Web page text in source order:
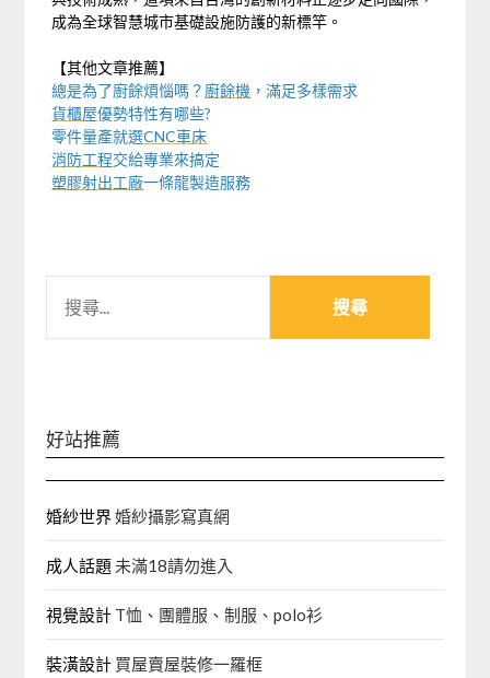
成為全球智慧城市基礎設施防護的新標竿。
【其他文章推薦】
總是為了廚餘煩惱嗎？ 廚餘機 ，滿足多樣需求
貨櫃屋優勢特性有哪些?
零件量產就選CNC車床
消防工程交給專業來搞定
塑膠射出工廠一條龍製造服務
關
好站推薦
婚紗世界婚紗攝影寫真網
成人話題 未滿18請勿進入
視覺設計 T恤、團體服、制服、polo衫
裝潢設計 買屋賣屋裝修一羅框